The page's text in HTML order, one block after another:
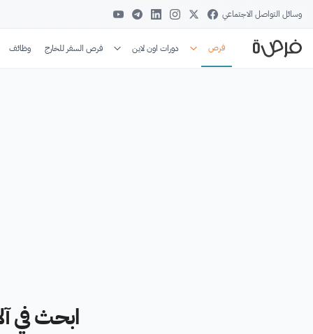
وسائل التواصل الاجتماعي
فرص دورات اون لاين فرص السفر للخارج وظائف
ابحث في